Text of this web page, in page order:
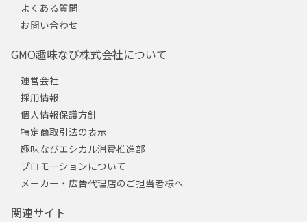
よくある質問
お問い合わせ
GMO趣味なび株式会社について
運営会社
採用情報
個人情報保護方針
特定商取引法の表示
趣味なびエシカル消費推進部
プロモーションについて
メーカー・広告代理店のご担当者様へ
関連サイト